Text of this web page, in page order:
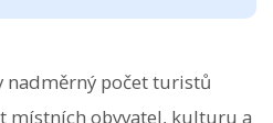
nadměrný počet turistů
místních obyvatel, kulturu a